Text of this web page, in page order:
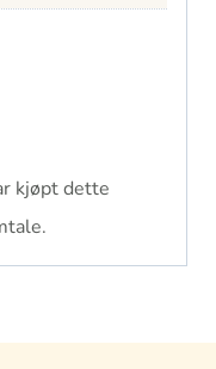
kjøpt dette